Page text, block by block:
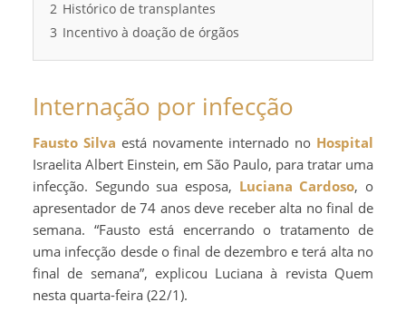
2 Histórico de transplantes
3 Incentivo à doação de órgãos
Internação por infecção
Fausto Silva está novamente internado no Hospital
Israelita Albert Einstein, em São Paulo, para tratar uma
infecção. Segundo sua esposa, Luciana Cardoso, o
apresentador de 74 anos deve receber alta no final de
semana. “Fausto está encerrando o tratamento de
uma infecção desde o final de dezembro e terá alta no
final de semana”, explicou Luciana à revista Quem
nesta quarta-feira (22/1).